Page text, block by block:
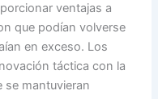
ventajas a
que podían volverse
en exceso. Los
táctica con la
se mantuvieran